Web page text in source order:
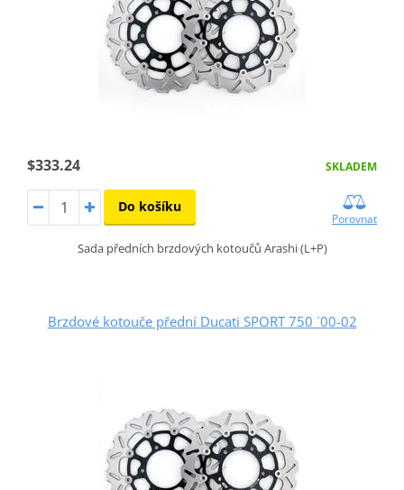
$333.24 SKLADEM
Do košíku
Porovnat
Sada předních brzdových kotoučů Arashi (L+P)
Brzdové kotouče přední Ducati SPORT 750 ´00-02